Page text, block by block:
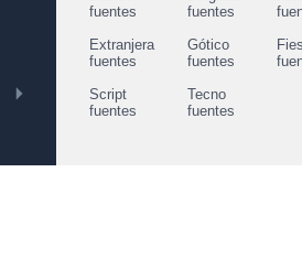
fuentes
fuentes
Extranjera
fuentes
Gótico
fuentes
Script
fuentes
Tecno
fuentes